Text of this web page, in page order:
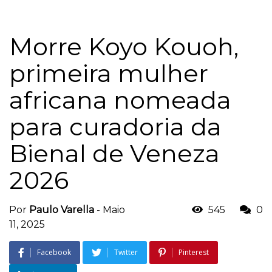
Morre Koyo Kouoh,
primeira mulher
africana nomeada
para curadoria da
Bienal de Veneza
2026
Por Paulo Varella - Maio
11, 2025
545 0
Facebook Twitter Pinterest